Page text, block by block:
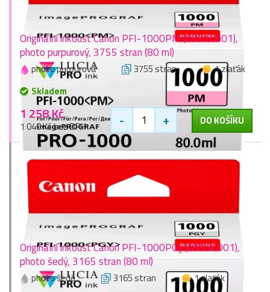
Originální inkoust Canon PFI-1000PM (0551C001),
photo purpurový, 3755 stran (80 ml)
photo purpurová 3755 stran
1 zlaťák
Skladem
1 258 Kč
1 040 Kč bez DPH - + DO KOŠÍKU
Originální inkoust Canon PFI-1000PGy (0553C001),
photo šedý, 3165 stran (80 ml)
photo šedá 3165 stran
1 zlaťák